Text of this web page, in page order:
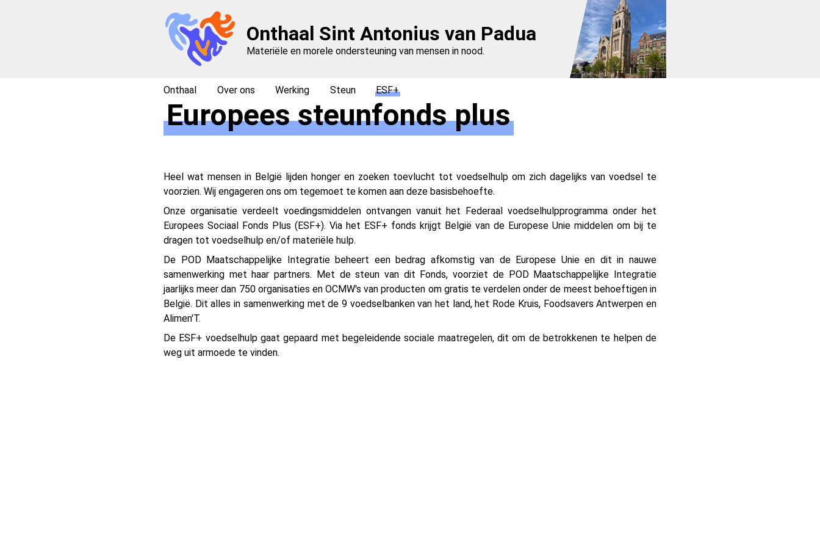
Onthaal Sint Antonius van Padua
Materiële en morele ondersteuning van mensen in nood.
Onthaal Over ons Werking Steun ESF+
Europees steunfonds plus
Heel wat mensen in België lijden honger en zoeken toevlucht tot voedselhulp om zich dagelijks van voedsel te
voorzien. Wij engageren ons om tegemoet te komen aan deze basisbehoefte.
Onze organisatie verdeelt voedingsmiddelen ontvangen vanuit het Federaal voedselhulpprogramma onder het
Europees Sociaal Fonds Plus (ESF+). Via het ESF+ fonds krijgt België van de Europese Unie middelen om bij te
dragen tot voedselhulp en/of materiële hulp.
De POD Maatschappelijke Integratie beheert een bedrag afkomstig van de Europese Unie en dit in nauwe
samenwerking met haar partners. Met de steun van dit Fonds, voorziet de POD Maatschappelijke Integratie
jaarlijks meer dan 750 organisaties en OCMW's van producten om gratis te verdelen onder de meest behoeftigen in
België. Dit alles in samenwerking met de 9 voedselbanken van het land, het Rode Kruis, Foodsavers Antwerpen en
Alimen'T.
De ESF+ voedselhulp gaat gepaard met begeleidende sociale maatregelen, dit om de betrokkenen te helpen de
weg uit armoede te vinden.